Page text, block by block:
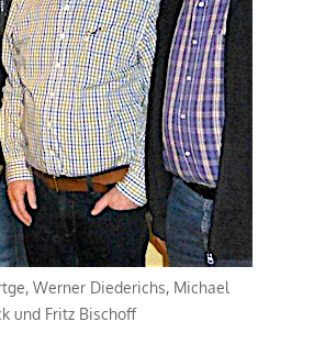
Werner Diederichs, Michael
und Fritz Bischoff